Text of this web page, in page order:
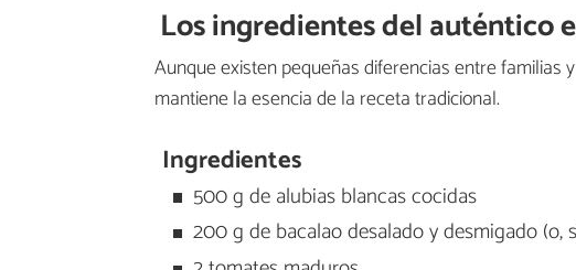
Los ingredientes del auténtico
Aunque existen pequeñas diferencias entre familias
mantiene la esencia de la receta tradicional.
Ingredientes
500 g de alubias blancas cocidas
200 g de bacalao desalado y desmigado (o,